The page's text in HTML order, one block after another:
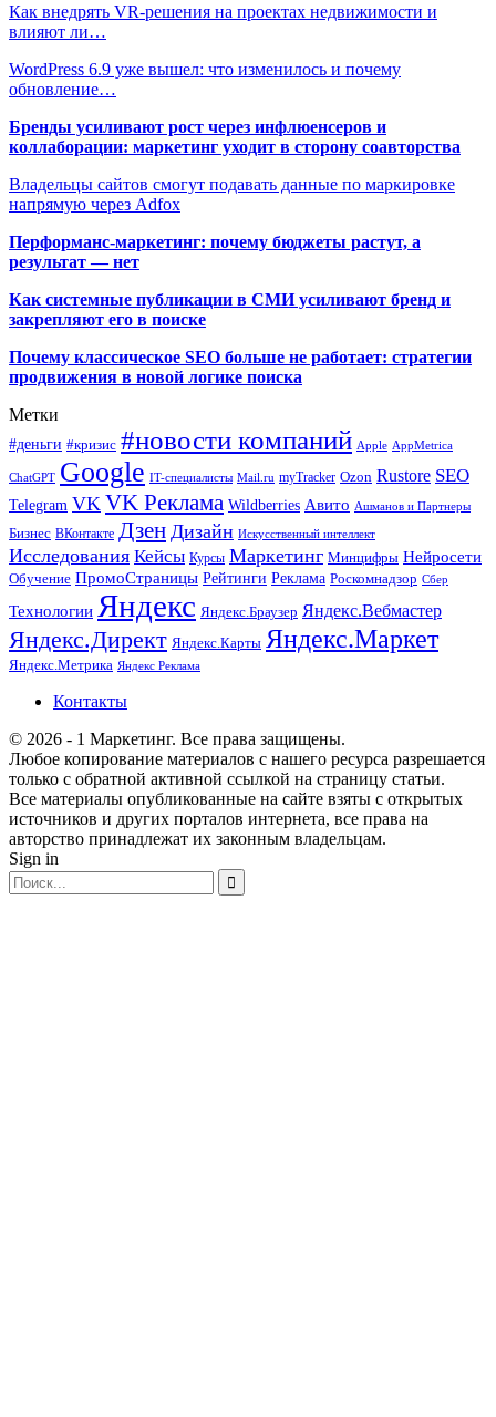
Как внедрять VR-решения на проектах недвижимости и
влияют ли…
WordPress 6.9 уже вышел: что изменилось и почему
обновление…
Бренды усиливают рост через инфлюенсеров и
коллаборации: маркетинг уходит в сторону соавторства
Владельцы сайтов смогут подавать данные по маркировке
напрямую через Adfox
Перформанс-маркетинг: почему бюджеты растут, а
результат — нет
Как системные публикации в СМИ усиливают бренд и
закрепляют его в поиске
Почему классическое SEO больше не работает: стратегии
продвижения в новой логике поиска
Метки
#деньги #кризис #новости компаний Apple AppMetrica
ChatGPT Google IT-специалисты Mail.ru myTracker Ozon Rustore SEO
Telegram VK VK Реклама Wildberries Авито Ашманов и Партнеры
Бизнес ВКонтакте Дзен Дизайн Искусственный интеллект
Исследования Кейсы Курсы Маркетинг Минцифры Нейросети
Обучение ПромоСтраницы Рейтинги Реклама Роскомнадзор Сбер
Технологии Яндекс Яндекс.Браузер Яндекс.Вебмастер
Яндекс.Директ Яндекс.Карты Яндекс.Маркет
Яндекс.Метрика Яндекс Реклама
Контакты
© 2026 - 1 Маркетинг. Все права защищены.
Любое копирование материалов с нашего ресурса разрешается
только с обратной активной ссылкой на страницу статьи.
Все материалы опубликованные на сайте взяты с открытых
источников и других порталов интернета, все права на
авторство принадлежат их законным владельцам.
Sign in